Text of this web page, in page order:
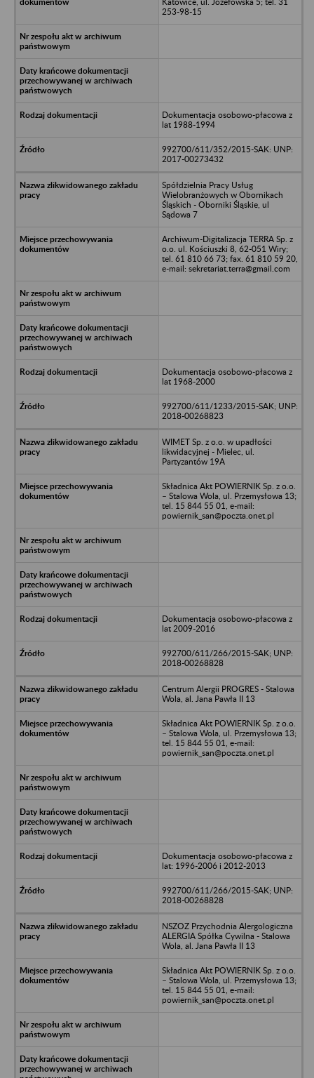
253-98-15
Dokumentacja osobowo-płacowa z
lat 1988-1994
992700/611/352/2015-SAK: UNP:
2017-00273432
Spółdzielnia Pracy Usług
Wielobranżowych w Obornikach
Śląskich - Oborniki Śląskie, ul
Sądowa 7
Archiwum-Digitalizacja TERRA Sp. z
o.o. ul. Kościuszki 8, 62-051 Wiry;
tel. 61 810 66 73; fax. 61 810 59 20,
e-mail: sekretariat.terra@gmail.com
Dokumentacja osobowo-płacowa z
lat 1968-2000
992700/611/1233/2015-SAK; UNP:
2018-00268823
WIMET Sp. z o.o. w upadłości
likwidacyjnej - Mielec, ul.
Partyzantów 19A
Składnica Akt POWIERNIK Sp. z o.o.
– Stalowa Wola, ul. Przemysłowa 13;
tel. 15 844 55 01, e-mail:
powiernik_san@poczta.onet.pl
Dokumentacja osobowo-płacowa z
lat 2009-2016
992700/611/266/2015-SAK; UNP:
2018-00268828
Centrum Alergii PROGRES - Stalowa
Wola, al. Jana Pawła II 13
Składnica Akt POWIERNIK Sp. z o.o.
– Stalowa Wola, ul. Przemysłowa 13;
tel. 15 844 55 01, e-mail:
powiernik_san@poczta.onet.pl
Dokumentacja osobowo-płacowa z
lat: 1996-2006 i 2012-2013
992700/611/266/2015-SAK; UNP:
2018-00268828
NSZOZ Przychodnia Alergologiczna
ALERGIA Spółka Cywilna - Stalowa
Wola, al. Jana Pawła II 13
Składnica Akt POWIERNIK Sp. z o.o.
– Stalowa Wola, ul. Przemysłowa 13;
tel. 15 844 55 01, e-mail:
powiernik_san@poczta.onet.pl